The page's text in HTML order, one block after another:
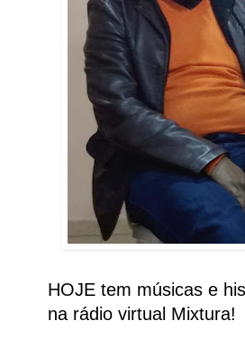
HOJE tem músicas e
na rádio virtual Mixtura!